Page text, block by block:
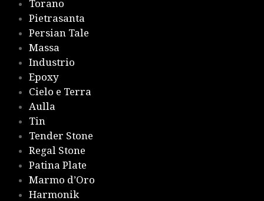
Torano
Pietrasanta
Persian Tale
Massa
Industrio
Epoxy
Cielo e Terra
Aulla
Tin
Tender Stone
Regal Stone
Patina Plate
Marmo d’Oro
Harmonik